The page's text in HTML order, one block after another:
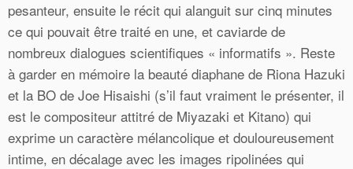
pesanteur, ensuite le récit qui alanguit sur cinq minutes
ce qui pouvait être traité en une, et caviarde de
nombreux dialogues scientifiques « informatifs ». Reste
à garder en mémoire la beauté diaphane de Riona Hazuki
et la BO de Joe Hisaishi (s’il faut vraiment le présenter, il
est le compositeur attitré de Miyazaki et Kitano) qui
exprime un caractère mélancolique et douloureusement
intime, en décalage avec les images ripolinées qui